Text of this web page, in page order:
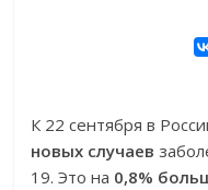
К 22 сентября в
новых случаев
19. Это на 0,8%